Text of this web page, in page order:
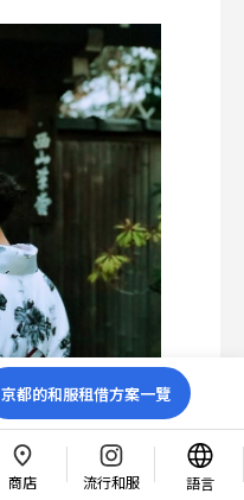
商店 流行和服 語言
京都的和服租借方案一覽